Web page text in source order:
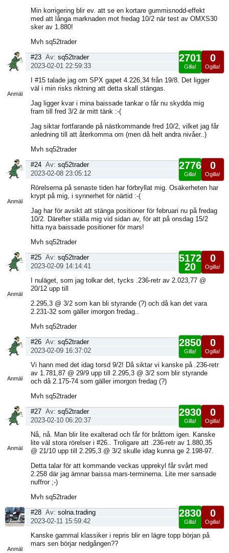
Min korrigering blir ev. att se en kortare gummisnodd-effekt
med att långa marknaden mot fredag 10/2 när test av OMXS30
sker av 1.880!
Mvh sq52trader
Anmäl
0
Ogilla!
2701
Gilla!
#23 Av: sq52trader
2023-02-01 22:59:33
I #15 talade jag om SPX gapet 4.226,34 från 19/8. Det ligger
väl i min risks riktning att detta skall stängas.
Jag ligger kvar i mina baissade tankar o får nu skydda mig
fram till fred 3/2 är mitt tänk :-(
Jag siktar fortfarande på nästkommande fred 10/2, vilket jag får
anledning till att återkomma om (men då helt andra nivåer..)
Mvh sq52trader
Anmäl
0
Ogilla!
2776
Gilla!
#24 Av: sq52trader
2023-02-08 23:05:12
Rörelserna på senaste tiden har förbryllat mig. Osäkerheten har
krypt på mig, i synnerhet för närtid :-(
Jag har för avsikt att stänga positioner för februari nu på fredag
10/2. Därefter ställa mig vid sidan av, för att på onsdag 15/2
hitta nya baissade positioner för mars!
Mvh sq52trader
Anmäl
0
Ogilla!
5172
20
Gilla!
#25 Av: sq52trader
2023-02-09 14:14:41
I nuläget, som jag tolkar det, tycks .236-retr av 2.023,77 @
20/12 upp till
2.295,3 @ 3/2 som kan bli styrande (?) och då kan det vara
2.231-32 som gäller imorgon fredag..
Mvh sq52trader
Anmäl
0
Ogilla!
2850
Gilla!
#26 Av: sq52trader
2023-02-09 16:37:02
Vi hann med det idag torsd 9/2! Då siktar vi kanske på .236-retr
av 1.781,87 @ 29/9 upp till 2.295,3 @ 3/2 som blir styrande
och då 2.175-74 som gäller imorgon fredag (?)
Mvh sq52trader
Anmäl
0
Ogilla!
2930
Gilla!
#27 Av: sq52trader
2023-02-10 06:20:37
Nå, nå. Man blir lite exalterad och får för bråttom igen. Kanske
lite väl stora rörelser i #26.. Troligare att .236-retr av 1.880,35
@ 21/10 upp till 2.295,3 @ 3/2 skulle idag kunna ge 2.198-97.
Detta talar för att kommande veckas upprekyl får svårt med
2.258 där jag ämnar baissa mars-terminerna. Lite mer sansade
nuffror ;-)
Mvh sq52trader
Anmäl
0
Ogilla!
2830
Gilla!
#28 Av: solna.trading
2023-02-11 15:59:42
Kanske gammal klassiker i repris blir en lägre topp början på
mars sen börjar nedgången??